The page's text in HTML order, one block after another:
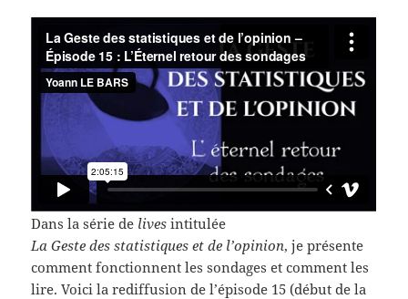
Dans la série de lives intitulée
La Geste des statistiques et de l’opinion, je présente
comment fonctionnent les sondages et comment les
lire. Voici la rediffusion de l’épisode 15 (début de la